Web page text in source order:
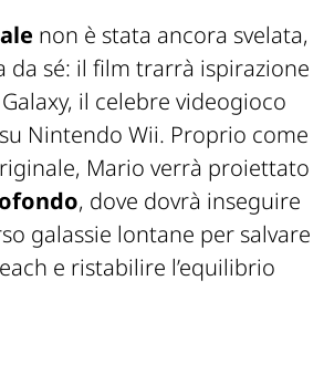
non è stata ancora svelata,
da sé: il film trarrà ispirazione
il celebre videogioco
Nintendo Wii. Proprio come
Mario verrà proiettato
, dove dovrà inseguire
galassie lontane per salvare
e ristabilire l’equilibrio